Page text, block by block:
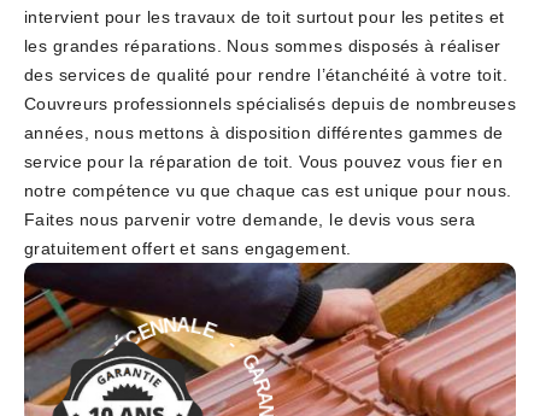
intervient pour les travaux de toit surtout pour les petites et
les grandes réparations. Nous sommes disposés à réaliser
des services de qualité pour rendre l’étanchéité à votre toit.
Couvreurs professionnels spécialisés depuis de nombreuses
années, nous mettons à disposition différentes gammes de
service pour la réparation de toit. Vous pouvez vous fier en
notre compétence vu que chaque cas est unique pour nous.
Faites nous parvenir votre demande, le devis vous sera
gratuitement offert et sans engagement.
D
É
C
E
N
NALE - GAR
A
N
T
I
E